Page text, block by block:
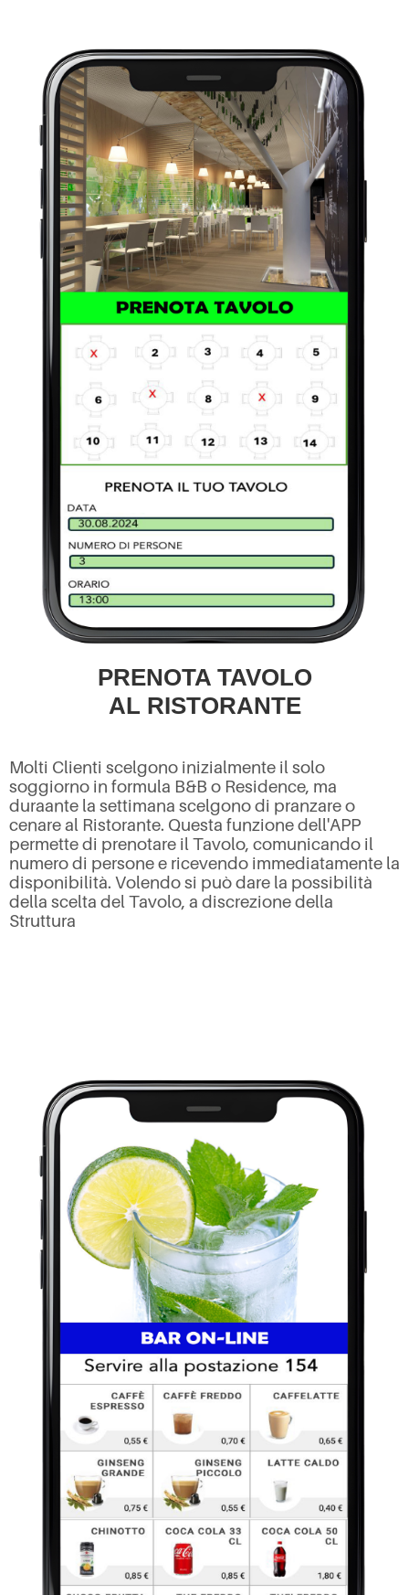
PRENOTA TAVOLO
AL RISTORANTE
Molti Clienti scelgono inizialmente il solo
soggiorno in formula B&B o Residence, ma
duraante la settimana scelgono di pranzare o
cenare al Ristorante. Questa funzione dell'APP
permette di prenotare il Tavolo, comunicando il
numero di persone e ricevendo immediatamente la
disponibilità. Volendo si può dare la possibilità
della scelta del Tavolo, a discrezione della
Struttura